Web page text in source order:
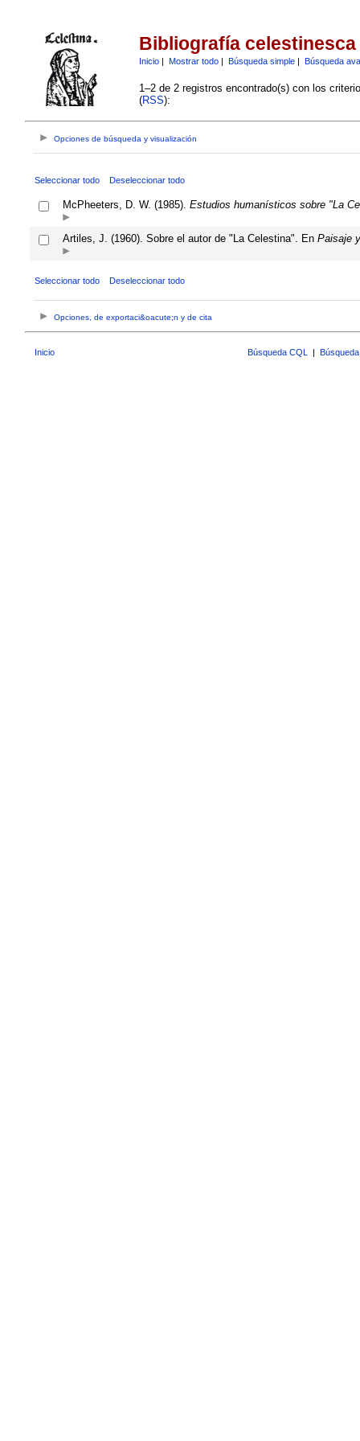
Bibliografía celestinesca
Inicio| Mostrar todo| Búsqueda simple| Búsqueda
1–2 de 2 registros encontrado(s) con los
(RSS):
Opciones de búsqueda y visualización
Seleccionar todo Deseleccionar todo
McPheeters, D. W. (1985). Estudios humanísticos sobre "La
Artiles, J. (1960). Sobre el autor de "La Celestina". En Paisaje
Seleccionar todo Deseleccionar todo
Opciones, de exportaci&oacute;n y de cita
Inicio Búsqueda CQL |